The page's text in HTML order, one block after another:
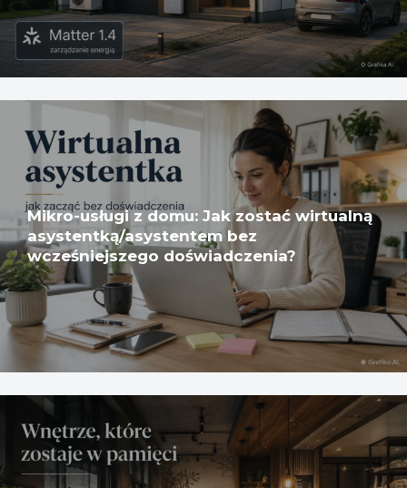
Mikro-usługi z domu: Jak zostać wirtualną
asystentką/asystentem bez
wcześniejszego doświadczenia?